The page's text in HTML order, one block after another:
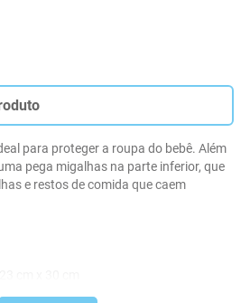
para proteger a roupa do bebê. Além
pega migalhas na parte inferior, que
e restos de comida que caem